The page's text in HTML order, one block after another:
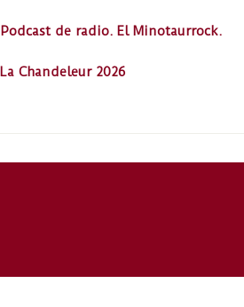
Podcast de radio. El Minotaurrock.
La Chandeleur 2026